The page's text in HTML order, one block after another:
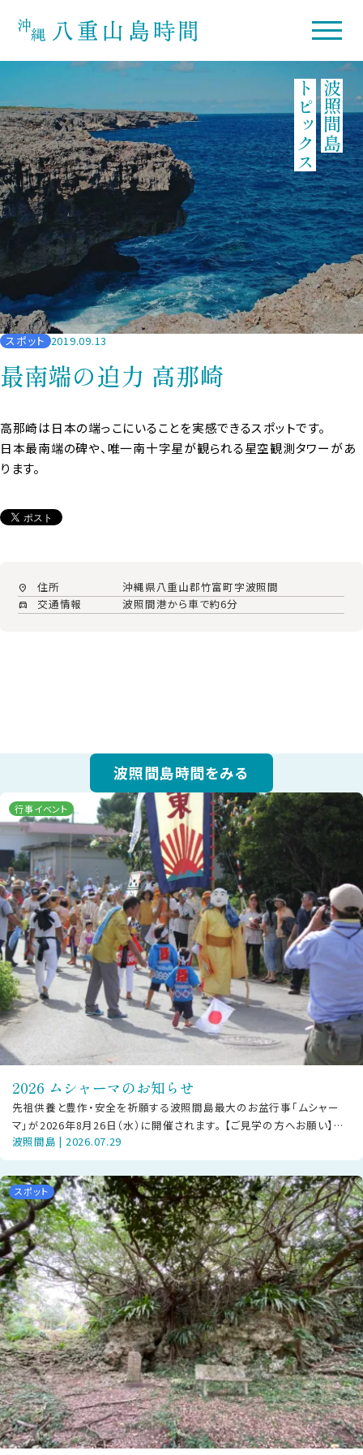
波照間島
トピックス
スポット 2019.09.13
最南端の迫力 高那崎
高那崎は日本の端っこにいることを実感できるスポットです。
日本最南端の碑や、唯一南十字星が観られる星空観測タワーがあ
ります。
location_on 住所 沖縄県八重山郡竹富町字波照間
directions_car 交通情報 波照間港から車で約6分
波照間島時間をみる
行事イベント
2026 ムシャーマのお知らせ
先祖供養と豊作・安全を祈願する波照間島最大のお盆行事「ムシャー
マ」が2026年8月26日（水）に開催されます。 【ご見学の方へお願い】本
行事は島の大切な神事です
波照間島 | 2026.07.29
スポット